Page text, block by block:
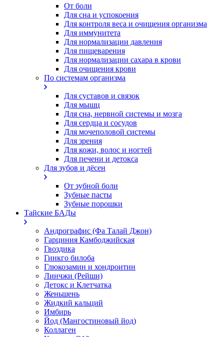
От боли
Для сна и успокоения
Для контроля веса и очищения организма
Для иммунитета
Для нормализации давления
Для пищеварения
Для нормализации сахара в крови
Для очищения крови
По системам организма
Для суставов и связок
Для мышц
Для сна, нервной системы и мозга
Для сердца и сосудов
Для мочеполовой системы
Для зрения
Для кожи, волос и ногтей
Для печени и детокса
Для зубов и дёсен
От зубной боли
Зубные пасты
Зубные порошки
Тайские БАДы
Андрографис (Фа Талай Джон)
Гарциния Камбоджийская
Гвоздика
Гинкго билоба
Глюкозамин и хондроитин
Линчжи (Рейши)
Детокс и Клетчатка
Женьшень
Жидкий кальций
Имбирь
Йод (Мангостиновый йод)
Коллаген